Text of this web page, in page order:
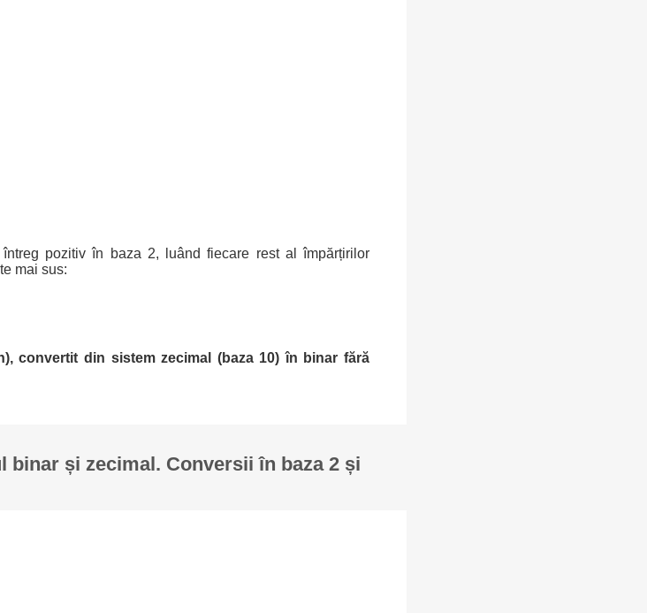
pozitiv în baza 2, luând fiecare rest al împărțirilor
mai sus:
convertit din sistem zecimal (baza 10) în binar fără
binar și zecimal. Conversii în baza 2 și